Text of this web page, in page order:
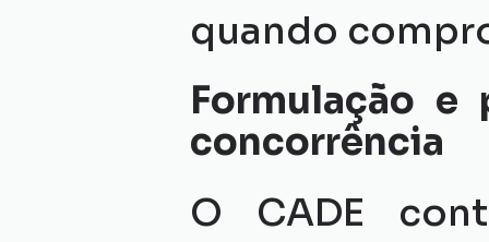
quando
Formulação
concorrência
O CADE